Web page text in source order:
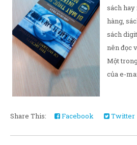
sách hay
hàng,
sách
nên đọc
Một
của e-
Share This: Facebook Twitter